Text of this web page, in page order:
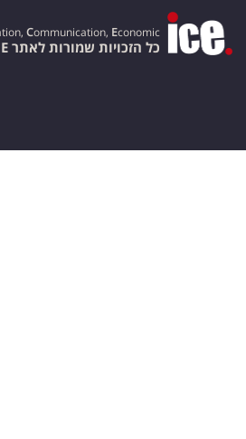
Communication, Economic
כל הזכויות שמורות לאתר ICE. ©